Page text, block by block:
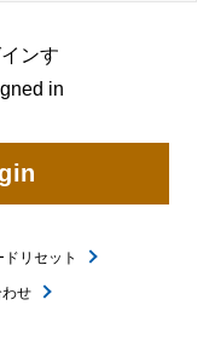
ンす
in
リセット
せ